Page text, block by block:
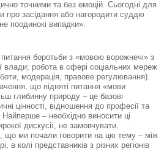
точними та без емоцій. Сьогодні для
про засідання або нагородити суддю
поодинокі випадки».
питання боротьби з «мовою ворожнечі» з
влади; робота в сфері соціальних мереж
боти, модерація, правове регулювання).
що підняті питання «мови
глибинну природу – це базові
цінності, відношення до професії та
Найперше – необхідно виносити ці
дискусії, не замовчувати.
що ми почали говорити на цю тему – між
в колі представників з різних регіонів